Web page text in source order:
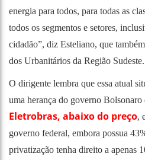
energia para todos, para todas as
todos os segmentos e setores,
cidadão”, diz Esteliano, que
dos Urbanitários da Região Sudeste.
O dirigente lembra que essa atual
uma herança do governo Bolsonaro
Eletrobras, abaixo do preço,
governo federal, embora possua
privatização tenha direito a apenas